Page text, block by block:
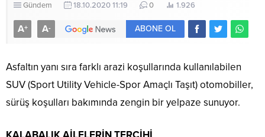
Gündem 18.10.2020 11:19 0 1.926
A+ A- ABONE OL
Asfaltın yanı sıra farklı arazi koşullarında kullanılabilen
SUV (Sport Utility Vehicle-Spor Amaçlı Taşıt) otomobiller,
sürüş koşulları bakımında zengin bir yelpaze sunuyor.